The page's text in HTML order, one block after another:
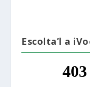
Escolta’l a